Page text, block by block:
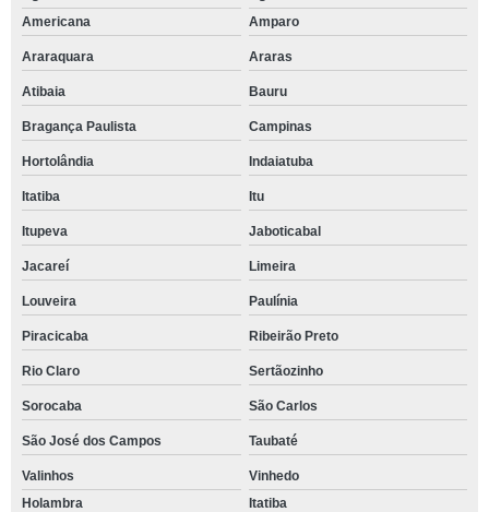
Americana
Amparo
Araraquara Araras
Atibaia Bauru
Bragança Paulista Campinas
Hortolândia Indaiatuba
Itatiba Itu
Itupeva Jaboticabal
Jacareí Limeira
Louveira Paulínia
Piracicaba Ribeirão Preto
Rio Claro Sertãozinho
Sorocaba São Carlos
São José dos Campos Taubaté
Valinhos
Vinhedo
Holambra
Itatiba